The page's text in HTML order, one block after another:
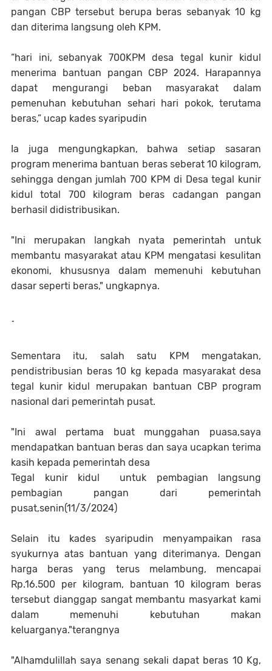
pangan CBP tersebut berupa beras sebanyak 10 kg
dan diterima langsung oleh KPM.
“hari ini, sebanyak 700KPM desa tegal kunir kidul
menerima bantuan pangan CBP 2024. Harapannya
dapat mengurangi beban masyarakat dalam
pemenuhan kebutuhan sehari hari pokok, terutama
beras,” ucap kades syaripudin
Ia juga mengungkapkan, bahwa setiap sasaran
program menerima bantuan beras seberat 10 kilogram,
sehingga dengan jumlah 700 KPM di Desa tegal kunir
kidul total 700 kilogram beras cadangan pangan
berhasil didistribusikan.
"Ini merupakan langkah nyata pemerintah untuk
membantu masyarakat atau KPM mengatasi kesulitan
ekonomi, khususnya dalam memenuhi kebutuhan
dasar seperti beras," ungkapnya.
-
Sementara itu, salah satu KPM mengatakan,
pendistribusian beras 10 kg kepada masyarakat desa
tegal kunir kidul merupakan bantuan CBP program
nasional dari pemerintah pusat.
"Ini awal pertama buat munggahan puasa,saya
mendapatkan bantuan beras dan saya ucapkan terima
kasih kepada pemerintah desa
Tegal kunir kidul untuk pembagian langsung
pembagian pangan dari pemerintah
pusat,senin(11/3/2024)
Selain itu kades syaripudin menyampaikan rasa
syukurnya atas bantuan yang diterimanya. Dengan
harga beras yang terus melambung, mencapai
Rp.16.500 per kilogram, bantuan 10 kilogram beras
tersebut dianggap sangat membantu masyarkat kami
dalam memenuhi kebutuhan makan
keluarganya."terangnya
"Alhamdulillah saya senang sekali dapat beras 10 Kg,